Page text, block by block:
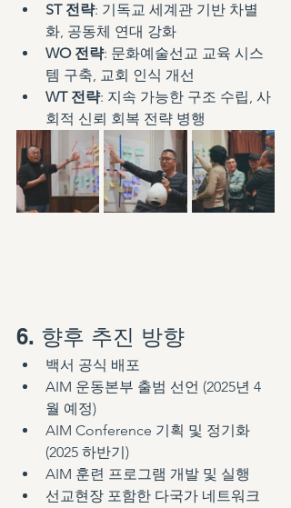
ST 전략: 기독교 세계관 기반 차별
화, 공동체 연대 강화
WO 전략: 문화예술선교 교육 시스
템 구축, 교회 인식 개선
WT 전략: 지속 가능한 구조 수립, 사
회적 신뢰 회복 전략 병행
6. 향후 추진 방향
백서 공식 배포
AIM 운동본부 출범 선언 (2025년 4
월 예정)
AIM Conference 기획 및 정기화
(2025 하반기)
AIM 훈련 프로그램 개발 및 실행
선교현장 포함한 다국가 네트워크